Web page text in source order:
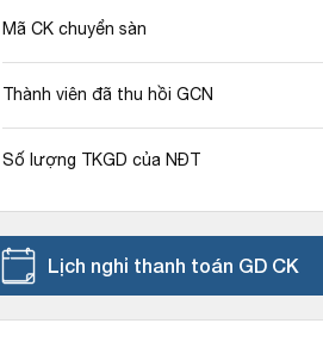
Mã CK chuyển sàn
Thành viên đã thu hồi GCN
Số lượng TKGD của NĐT
Lịch nghỉ thanh toán GD CK